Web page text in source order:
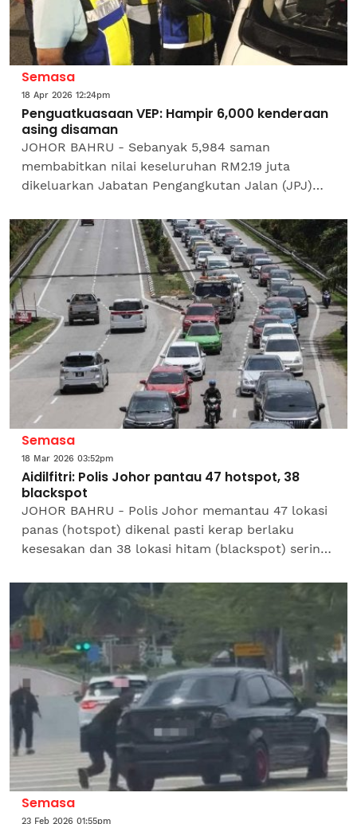
Semasa
18 Apr 2026 12:24pm
Penguatkuasaan VEP: Hampir 6,000 kenderaan
asing disaman
JOHOR BAHRU - Sebanyak 5,984 saman
membabitkan nilai keseluruhan RM2.19 juta
dikeluarkan Jabatan Pengangkutan Jalan (JPJ)
Kemasukan Kenderaan (VEP) di sempadan...
Semasa
18 Mar 2026 03:52pm
Aidilfitri: Polis Johor pantau 47 hotspot, 38
blackspot
JOHOR BAHRU - Polis Johor memantau 47 lokasi
panas (hotspot) dikenal pasti kerap berlaku
kesesakan dan 38 lokasi hitam (blackspot) sering
Aidilfitri bermula...
Semasa
23 Feb 2026 01:55pm